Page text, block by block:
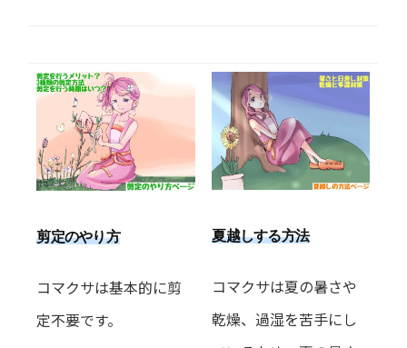
剪定のやり方
コマクサは基本的に剪
定不要です。
夏越しする方法
コマクサは夏の暑さや
乾燥、過湿を苦手にし